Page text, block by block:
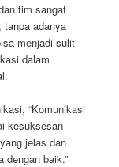
tim sangat
tanpa adanya
menjadi sulit
dalam
“Komunikasi
kesuksesan
jelas dan
baik.”